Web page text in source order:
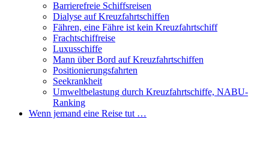
Barrierefreie Schiffsreisen
Dialyse auf Kreuzfahrtschiffen
Fähren, eine Fähre ist kein Kreuzfahrtschiff
Frachtschiffreise
Luxusschiffe
Mann über Bord auf Kreuzfahrtschiffen
Positionierungsfahrten
Seekrankheit
Umweltbelastung durch Kreuzfahrtschiffe, NABU-
Ranking
Wenn jemand eine Reise tut …